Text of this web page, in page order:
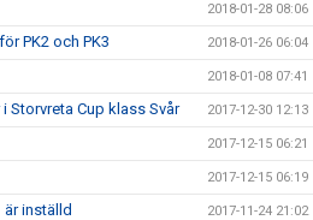
2018-01-28 08:06
PK2 och PK3 2018-01-26 06:04
2018-01-08 07:41
Storvreta Cup klass Svår 2017-12-30 12:13
2017-12-15 06:21
2017-12-15 06:19
är inställd 2017-11-24 21:02